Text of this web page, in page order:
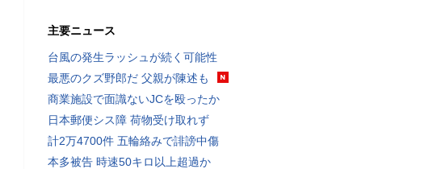
主要ニュース
台風の発生ラッシュが続く可能性
最悪のクズ野郎だ 父親が陳述も
商業施設で面識ないJCを殴ったか
日本郵便シス障 荷物受け取れず
計2万4700件 五輪絡みで誹謗中傷
本多被告 時速50キロ以上超過か